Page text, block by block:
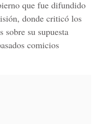
que fue difundido
donde criticó los
sobre su supuesta
comicios